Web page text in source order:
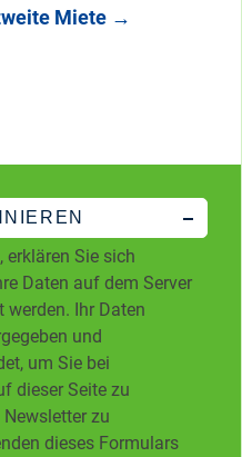
Miete →
erklären Sie sich
Daten auf dem Server
Ihr Daten
und
um Sie bei
dieser Seite zu
zu
dieses Formulars